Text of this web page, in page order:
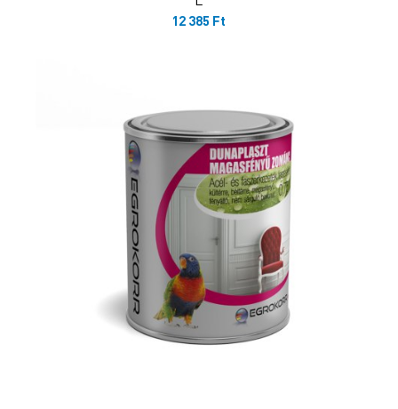
12 385 Ft